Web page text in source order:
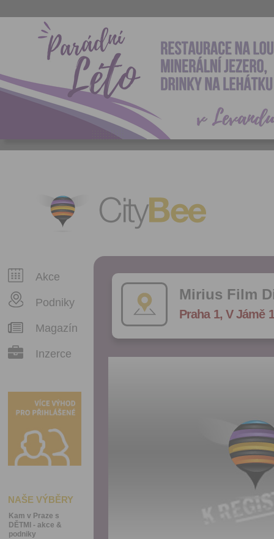
CityBee
Akce
Podniky
Magazín
Inzerce
NAŠE VÝBĚRY
Kam v Praze s
DĚTMI - akce &
podniky
Mirius Film
Praha 1, V Jámě